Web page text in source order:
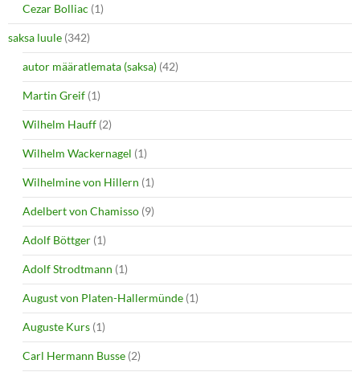
Cezar Bolliac (1)
saksa luule (342)
autor määratlemata (saksa) (42)
Martin Greif (1)
Wilhelm Hauff (2)
Wilhelm Wackernagel (1)
Wilhelmine von Hillern (1)
Adelbert von Chamisso (9)
Adolf Böttger (1)
Adolf Strodtmann (1)
August von Platen-Hallermünde (1)
Auguste Kurs (1)
Carl Hermann Busse (2)